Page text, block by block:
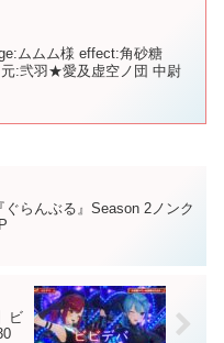
ムムム様 effect:角砂糖
:弐羽★愛及虚空ノ団 中尉
ぐらんぶる』Season 2ノンク
ビ